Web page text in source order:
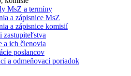
MsZ a termíny
a zápisnice MsZ
a zápisnice komisií
zastupiteľstva
a ich členovia
poslancov
a odmeňovací poriadok